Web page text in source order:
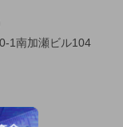
1南加瀬ビル104